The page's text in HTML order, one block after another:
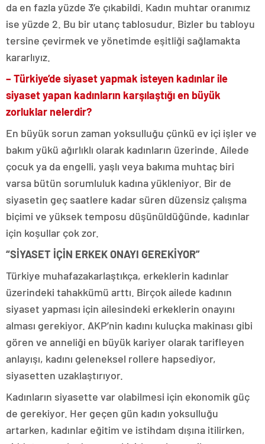
da en fazla yüzde 3’e çıkabildi. Kadın muhtar oranımız
ise yüzde 2. Bu bir utanç tablosudur. Bizler bu tabloyu
tersine çevirmek ve yönetimde eşitliği sağlamakta
kararlıyız.
– Türkiye’de siyaset yapmak isteyen kadınlar ile
siyaset yapan kadınların karşılaştığı en büyük
zorluklar nelerdir?
En büyük sorun zaman yoksulluğu çünkü ev içi işler ve
bakım yükü ağırlıklı olarak kadınların üzerinde. Ailede
çocuk ya da engelli, yaşlı veya bakıma muhtaç biri
varsa bütün sorumluluk kadına yükleniyor. Bir de
siyasetin geç saatlere kadar süren düzensiz çalışma
biçimi ve yüksek temposu düşünüldüğünde, kadınlar
için koşullar çok zor.
“SİYASET İÇİN ERKEK ONAYI GEREKİYOR”
Türkiye muhafazakarlaştıkça, erkeklerin kadınlar
üzerindeki tahakkümü arttı. Birçok ailede kadının
siyaset yapması için ailesindeki erkeklerin onayını
alması gerekiyor. AKP’nin kadını kuluçka makinası gibi
gören ve anneliği en büyük kariyer olarak tarifleyen
anlayışı, kadını geleneksel rollere hapsediyor,
siyasetten uzaklaştırıyor.
Kadınların siyasette var olabilmesi için ekonomik güç
de gerekiyor. Her geçen gün kadın yoksulluğu
artarken, kadınlar eğitim ve istihdam dışına itilirken,